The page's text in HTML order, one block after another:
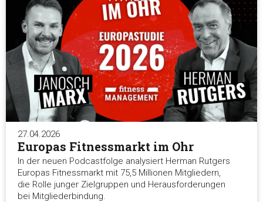
27.04.2026
Europas Fitnessmarkt im Ohr
In der neuen Podcastfolge analysiert Herman Rutgers
Europas Fitnessmarkt mit 75,5 Millionen Mitgliedern,
die Rolle junger Zielgruppen und Herausforderungen
bei Mitgliederbindung.